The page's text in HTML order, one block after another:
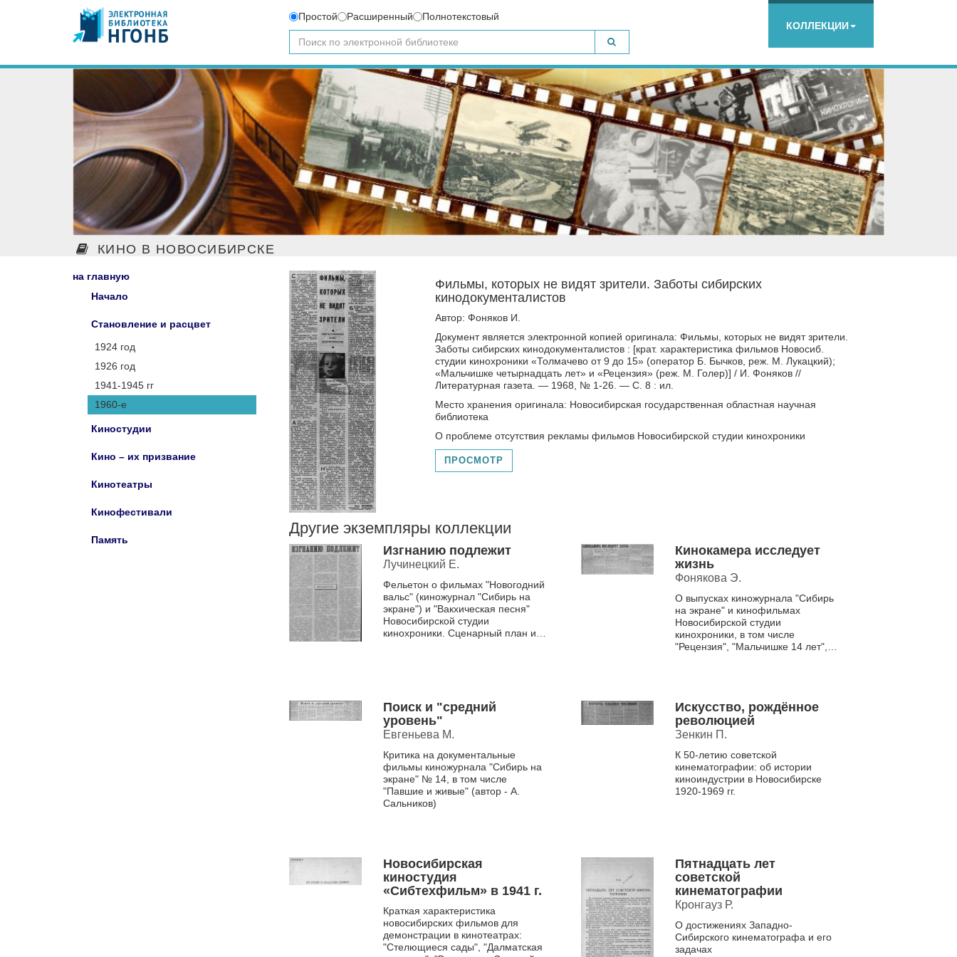
Простой Расширенный
Полнотекстовый
КОЛЛЕКЦИИ
КИНО В НОВОСИБИРСКЕ
на главную
Начало
Становление и расцвет
1924 год
1926 год
1941-1945 гг
1960-е
Киностудии
Кино – их призвание
Кинотеатры
Кинофестивали
Память
Фильмы, которых не видят зрители. Заботы сибирских
кинодокументалистов
Автор: Фоняков И.
Документ является электронной копией оригинала: Фильмы, которых не видят зрители.
Заботы сибирских кинодокументалистов : [крат. характеристика фильмов Новосиб.
студии кинохроники «Толмачево от 9 до 15» (оператор Б. Бычков, реж. М. Лукацкий);
«Мальчишке четырнадцать лет» и «Рецензия» (реж. М. Голер)] / И. Фоняков //
Литературная газета. — 1968, № 1-26. — С. 8 : ил.
Место хранения оригинала: Новосибирская государственная областная научная
библиотека
О проблеме отсутствия рекламы фильмов Новосибирской студии кинохроники
ПРОСМОТР
Другие экземпляры коллекции
Изгнанию подлежит
Лучинецкий Е.
Фельетон о фильмах "Новогодний
вальс" (киножурнал "Сибирь на
экране") и "Вакхическая песня"
Новосибирской студии
кинохроники. Сценарный план и
Кинокамера исследует
жизнь
Фонякова Э.
О выпусках киножурнала "Сибирь
на экране" и кинофильмах
Новосибирской студии
кинохроники, в том числе
"Рецензия", "Мальчишке 14 лет",
Поиск и "средний
уровень"
Евгеньева М.
Критика на документальные
фильмы киножурнала "Сибирь на
экране" № 14, в том числе
"Павшие и живые" (автор - А.
Сальников)
Искусство, рождённое
революцией
Зенкин П.
К 50-летию советской
кинематографии: об истории
киноиндустрии в Новосибирске
1920-1969 гг.
Новосибирская
киностудия
«Сибтехфильм» в 1941 г.
Краткая характеристика
новосибирских фильмов для
демонстрации в кинотеатрах:
"Стелющиеся сады", "Далматская
Пятнадцать лет
советской
кинематографии
Кронгауз Р.
О достижениях Западно-
Сибирского кинематографа и его
задачах